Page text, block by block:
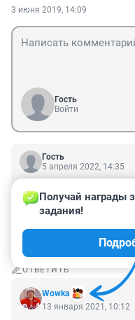
3 июня 2019, 14:09
Гость
Войти
Гость
5 апреля 2022, 14:35
хозяевов слишком
вторые нацисты
впоследствии на
кого-то захотели
ОТВЕТИТЬ
Wowka
Получай награды
задания!
13 января 2021, 10:12